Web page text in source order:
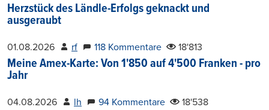
Herzstück des Ländle-Erfolgs geknackt und
ausgeraubt
01.08.2026 rf 118 Kommentare 18'813
Meine Amex-Karte: Von 1'850 auf 4'500 Franken - pro
Jahr
04.08.2026 lh 94 Kommentare 18'538